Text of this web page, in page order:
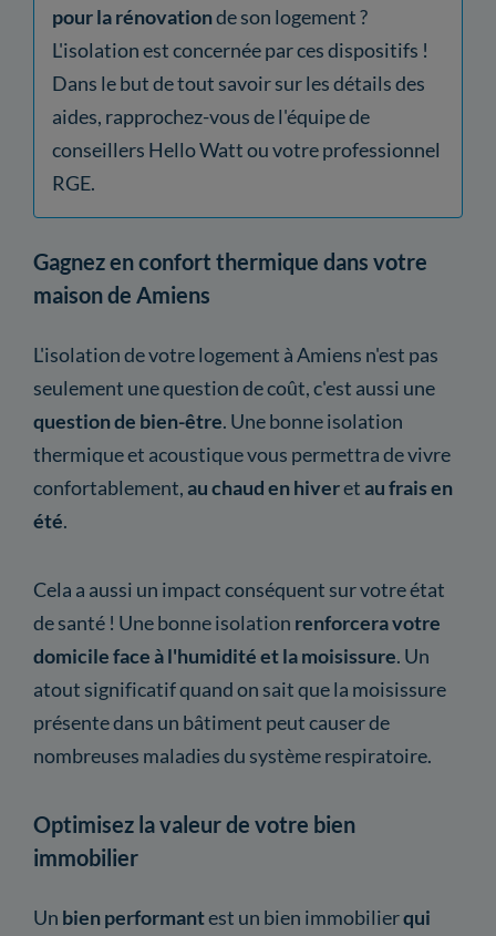
pour la rénovationde son logement ?
L'isolation est concernée par ces dispositifs !
Dans le but de tout savoir sur les détails des
aides, rapprochez-vous de l'équipe de
conseillers Hello Watt ou votre professionnel
RGE.
Gagnez en confort thermique dans votre
maison de Amiens
L'isolation de votre logement à Amiens n'est pas
seulement une question de coût, c'est aussi une
question de bien-être. Une bonne isolation
thermique et acoustique vous permettra de vivre
confortablement,au chaud en hiveretau frais en
été.
Cela a aussi un impact conséquent sur votre état
de santé ! Une bonne isolation renforcera votre
domicile face à l'humidité et la moisissure. Un
atout significatif quand on sait que la moisissure
présente dans un bâtiment peut causer de
nombreuses maladies du système respiratoire.
Optimisez la valeur de votre bien
immobilier
Un bien performantest un bien immobilierqui